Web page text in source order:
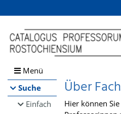
Browsen
direkt zum Inhalt
Menü
Suche
Einfach
Über
Hier können